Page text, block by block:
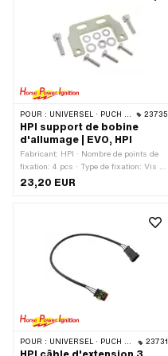
POUR : UNIVERSEL · PUCH · SACHS · PONY / CILO (BÊTA 521 & 512) · ZÜNDAPP BELMONDO 23735
HPI support de bobine
d'allumage | EVO, HPI
Fabricant: HPI · Nombre de points de
fixation: 4 pcs · Type de fixation: Vis ·
Ø trou de fixation: 6.4 mm · Distance
entre les trous: 15 mm · Distance entre
23,20 EUR
POUR : UNIVERSEL · PUCH · SACHS · PONY / CILO (BÊTA 521 & 512) · PIAGGIO · ZÜNDAPP BELMONDO 23731